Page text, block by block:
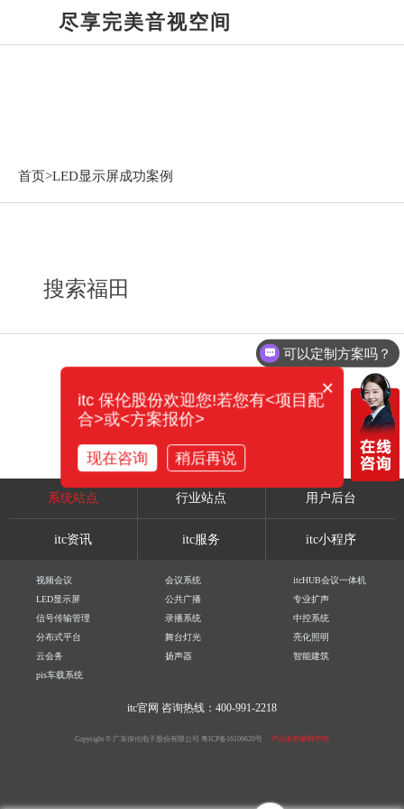
尽享完美音视空间
首页>LED显示屏成功案例
搜索福田
系统站点 行业站点 用户后台
itc资讯 itc服务 itc小程序
视频会议 会议系统
itcHUB会议一体机
LED显示屏
公共广播
专业扩声
信号传输管理
录播系统
中控系统
分布式平台
舞台灯光
亮化照明
云会务
扬声器
智能建筑
pis车载系统
itc官网 咨询热线：400-991-2218
Copyright © 广东保伦电子股份有限公司 粤ICP备16106620号 产品参数解释声明
可以定制方案吗？
×
itc 保伦股份欢迎您!若您有<项目配
合>或<方案报价>
现在咨询 稍后再说